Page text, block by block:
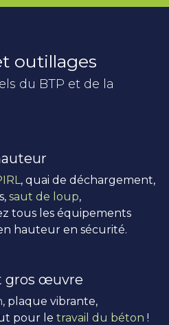
outillages
du BTP et de la
, quai de déchargement,
saut de loup,
tous les équipements
hauteur en sécurité.
gros œuvre
, plaque vibrante,
pour le travail du béton !